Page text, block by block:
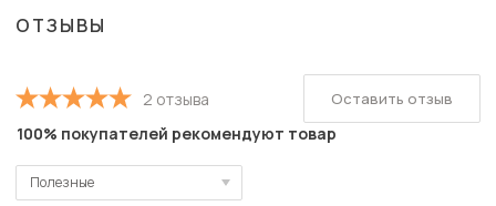
ОТЗЫВЫ
2 отзыва
100% покупателей рекомендуют товар
Полезные
Оставить отзыв